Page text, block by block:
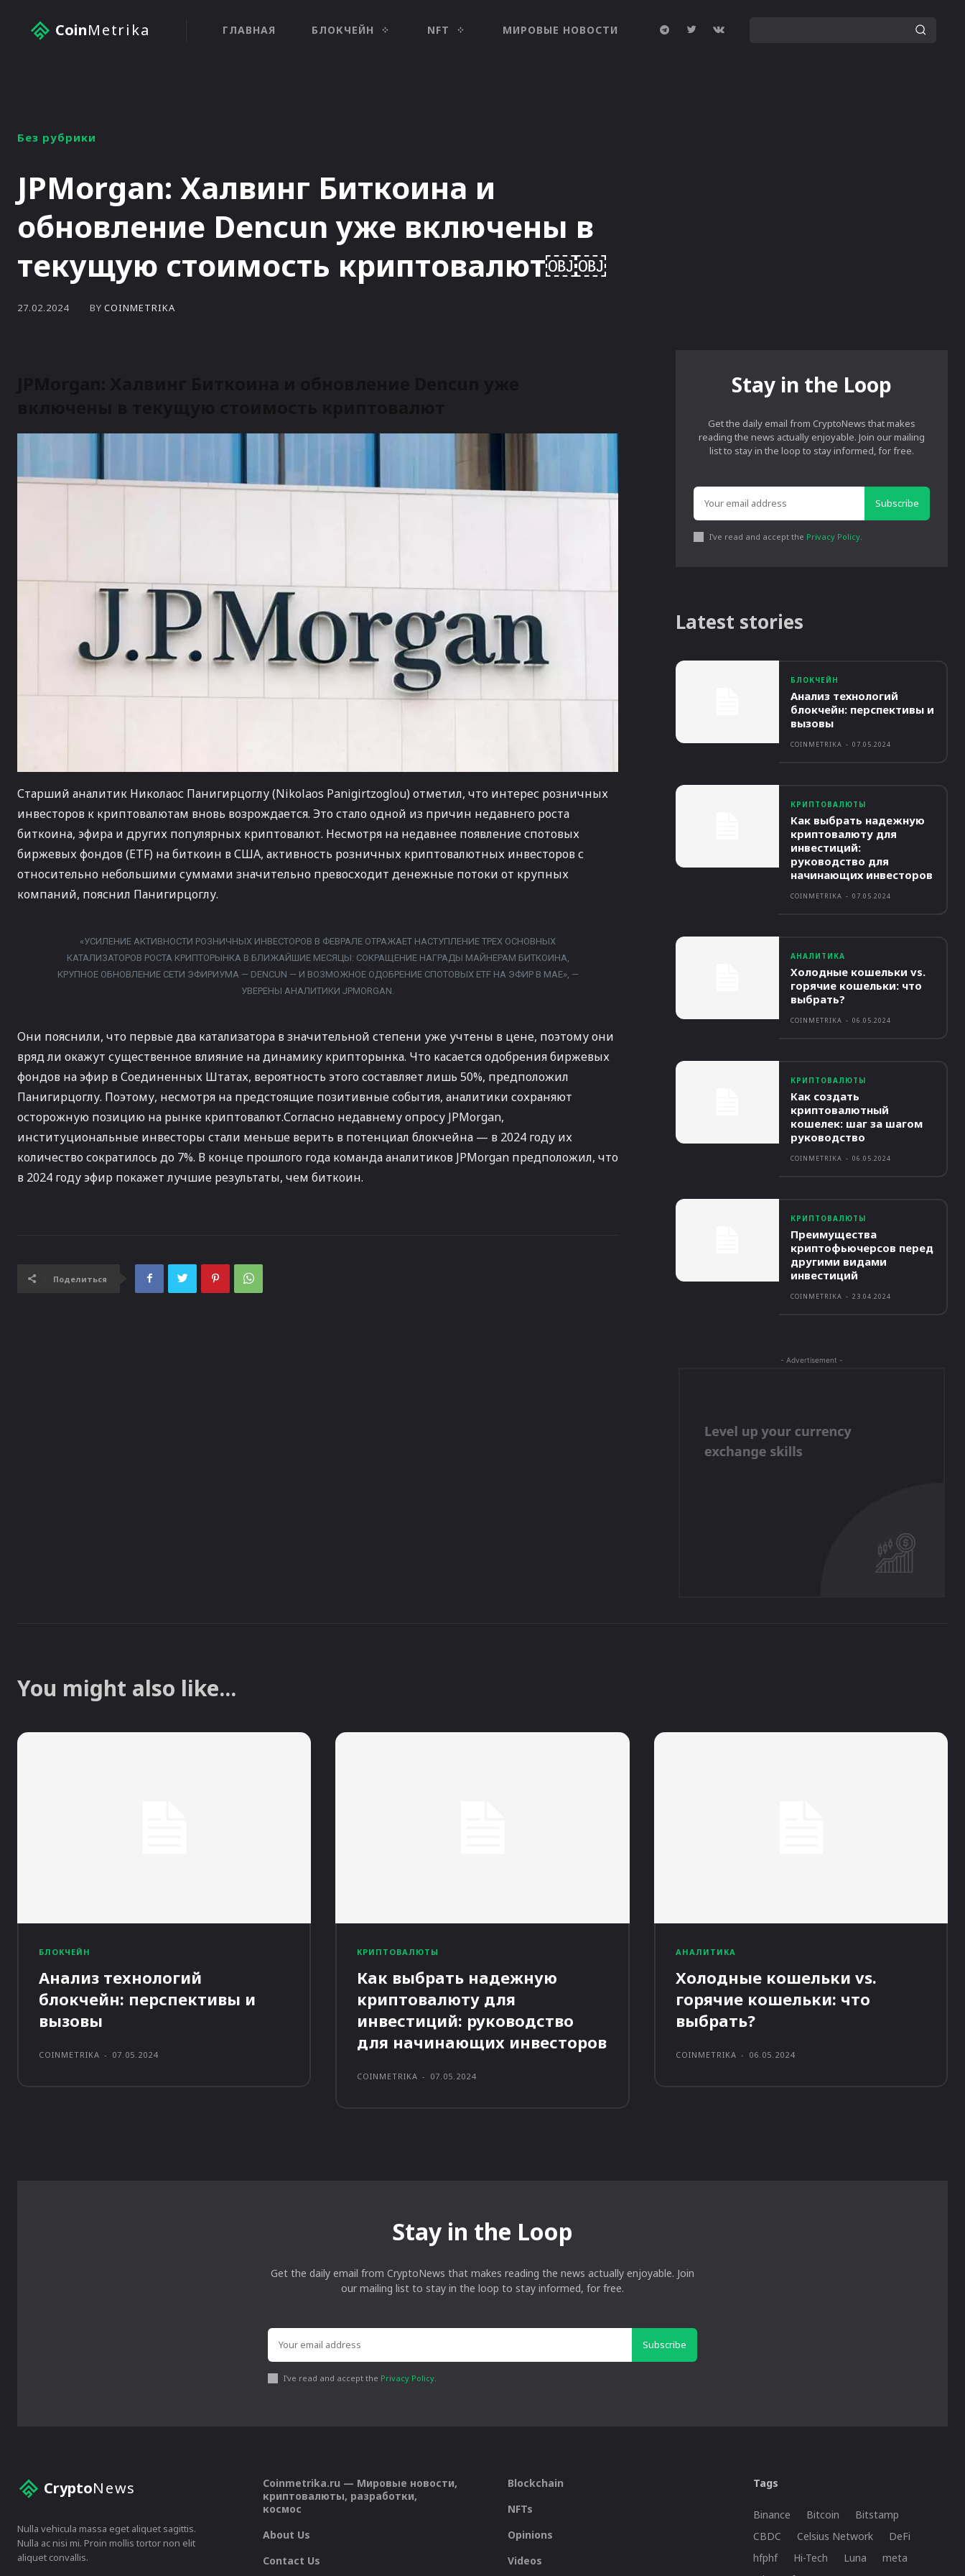
CoinMetrika ГЛАВНАЯ БЛОКЧЕЙН NFT МИРОВЫЕ НОВОСТИ
Без рубрики
JPMorgan: Халвинг Биткоина и
обновление Dencun уже включены в
текущую стоимость криптовалют￼￼
27.02.2024 BY COINMETRIKA
Старший аналитик Николаос Панигирцоглу (Nikolaos Panigirtzoglou) отметил, что интерес розничных
инвесторов к криптовалютам вновь возрождается. Это стало одной из причин недавнего роста
биткоина, эфира и других популярных криптовалют. Несмотря на недавнее появление спотовых
биржевых фондов (ETF) на биткоин в США, активность розничных криптовалютных инвесторов с
относительно небольшими суммами значительно превосходит денежные потоки от крупных
компаний, пояснил Панигирцоглу.
«УСИЛЕНИЕ АКТИВНОСТИ РОЗНИЧНЫХ ИНВЕСТОРОВ В ФЕВРАЛЕ ОТРАЖАЕТ НАСТУПЛЕНИЕ ТРЕХ ОСНОВНЫХ
КАТАЛИЗАТОРОВ РОСТА КРИПТОРЫНКА В БЛИЖАЙШИЕ МЕСЯЦЫ: СОКРАЩЕНИЕ НАГРАДЫ МАЙНЕРАМ БИТКОИНА,
КРУПНОЕ ОБНОВЛЕНИЕ СЕТИ ЭФИРИУМА — DENCUN — И ВОЗМОЖНОЕ ОДОБРЕНИЕ СПОТОВЫХ ETF НА ЭФИР В МАЕ», —
УВЕРЕНЫ АНАЛИТИКИ JPMORGAN.
Они пояснили, что первые два катализатора в значительной степени уже учтены в цене, поэтому они
вряд ли окажут существенное влияние на динамику крипторынка. Что касается одобрения биржевых
фондов на эфир в Соединенных Штатах, вероятность этого составляет лишь 50%, предположил
Панигирцоглу. Поэтому, несмотря на предстоящие позитивные события, аналитики сохраняют
осторожную позицию на рынке криптовалют.Согласно недавнему опросу JPMorgan,
институциональные инвесторы стали меньше верить в потенциал блокчейна — в 2024 году их
количество сократилось до 7%. В конце прошлого года команда аналитиков JPMorgan предположил, что
в 2024 году эфир покажет лучшие результаты, чем биткоин.
Поделиться
Stay in the Loop
Get the daily email from CryptoNews that makes
reading the news actually enjoyable. Join our mailing
list to stay in the loop to stay informed, for free.
Subscribe
I've read and accept the Privacy Policy.
Latest stories
БЛОКЧЕЙН
Анализ технологий
блокчейн: перспективы и
вызовы
COINMETRIKA - 07.05.2024
КРИПТОВАЛЮТЫ
Как выбрать надежную
криптовалюту для
инвестиций:
руководство для
начинающих инвесторов
COINMETRIKA - 07.05.2024
АНАЛИТИКА
Холодные кошельки vs.
горячие кошельки: что
выбрать?
COINMETRIKA - 06.05.2024
КРИПТОВАЛЮТЫ
Как создать
криптовалютный
кошелек: шаг за шагом
руководство
COINMETRIKA - 06.05.2024
КРИПТОВАЛЮТЫ
Преимущества
криптофьючерсов перед
другими видами
инвестиций
COINMETRIKA - 23.04.2024
- Advertisement -
You might also like...
БЛОКЧЕЙН
Анализ технологий
блокчейн: перспективы и
вызовы
COINMETRIKA - 07.05.2024
КРИПТОВАЛЮТЫ
Как выбрать надежную
криптовалюту для
инвестиций: руководство
для начинающих инвесторов
COINMETRIKA - 07.05.2024
АНАЛИТИКА
Холодные кошельки vs.
горячие кошельки: что
выбрать?
COINMETRIKA - 06.05.2024
Stay in the Loop
Get the daily email from CryptoNews that makes reading the news actually enjoyable. Join
our mailing list to stay in the loop to stay informed, for free.
Subscribe
I've read and accept the Privacy Policy.
CryptoNews
Nulla vehicula massa eget aliquet sagittis.
Nulla ac nisi mi. Proin mollis tortor non elit
aliquet convallis.
Coinmetrika.ru — Мировые новости,
криптовалюты, разработки,
космос
About Us
Contact Us
Blockchain
NFTs
Opinions
Videos
Tags
Binance Bitcoin
Bitstamp
CBDC
Celsius Network
DeFi
hfphf
Hi-Tech Luna
meta